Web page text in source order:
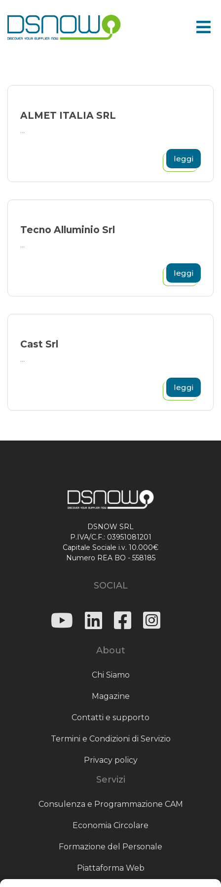
to
content
ALMET ITALIA SRL
...
leggi
Tecno Alluminio Srl
...
leggi
Cast Srl
...
leggi
DSNOW SRL
P.IVA/C.F.: 03951081201
Capitale Sociale i.v. 10.000€
Numero REA BO - 558185
SOCIAL
About
Chi Siamo
Magazine
Contatti e supporto
Termini e Condizioni di Servizio
Privacy policy
Servizi
Consulenza e Programmazione CAM
Economia Circolare
Formazione del Personale
Piattaforma Web